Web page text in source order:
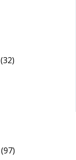
(32)
(97)